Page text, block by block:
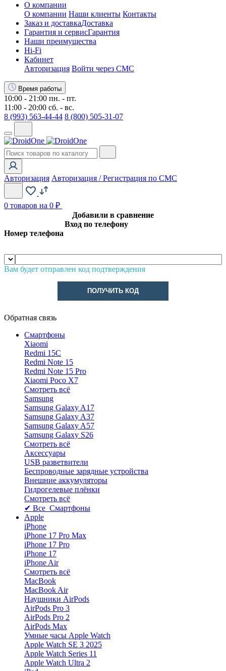
О компании
О компании Наши клиенты Контакты
Заказ и доставкаДоставка
Гарантия и сервисГарантия
Наши преимущества
Hi-Fi
Кабинет
Авторизация Войти через СМС
Время работы
10:00 - 21:00 пн. - пт.
11:00 - 20:00 сб. - вс.
8 (993) 563-44-44 8 (800) 505-31-07
Авторизация Авторизация / Регистрация по СМС
0 товаров на 0 ₽
Добавили в сравнение
Вход по телефону
Номер телефона
Вам будет отправлен код подтверждения
ПОЛУЧИТЬ КОД
Обратная связь
Смартфоны
Xiaomi
Redmi 15C
Redmi Note 15
Redmi Note 15 Pro
Xiaomi Poco X7
Смотреть всё
Samsung
Samsung Galaxy A17
Samsung Galaxy A37
Samsung Galaxy A57
Samsung Galaxy S26
Смотреть всё
Аксессуары
USB разветвители
Беспроводные зарядные устройства
Внешние аккумуляторы
Гидрогелевые плёнки
Смотреть всё
✔ Все Смартфоны
Apple
iPhone
iPhone 17 Pro Max
iPhone 17 Pro
iPhone 17
iPhone Air
Смотреть всё
MacBook
MacBook Air
Наушники AirPods
AirPods Pro 3
AirPods Pro 2
AirPods Max
Умные часы Apple Watch
Apple Watch SE 3 2025
Apple Watch Series 11
Apple Watch Ultra 2